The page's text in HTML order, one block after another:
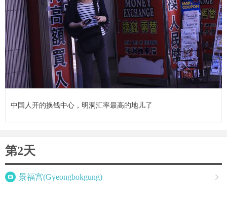
中国人开的换钱中心，明洞汇率最高的地儿了
第2天
 景福宫(Gyeongbokgung) 